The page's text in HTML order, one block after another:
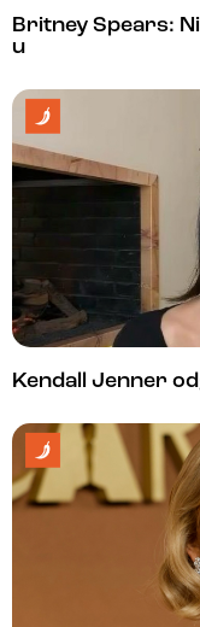
Britney Spears:
u
Kendall Jenner